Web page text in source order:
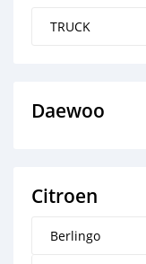
TRUCK
Daewoo
Citroen
Berlingo